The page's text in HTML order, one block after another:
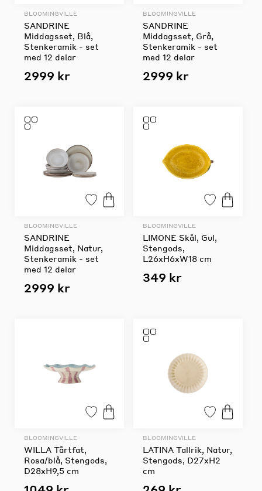
BLOOMINGVILLE
SANDRINE
Middagsset, Blå,
Stenkeramik - set
med 12 delar
2999 kr
BLOOMINGVILLE
SANDRINE
Middagsset, Grå,
Stenkeramik - set
med 12 delar
2999 kr
BLOOMINGVILLE
SANDRINE
Middagsset, Natur,
Stenkeramik - set
med 12 delar
2999 kr
BLOOMINGVILLE
LIMONE Skål, Gul,
Stengods,
L26xH6xW18 cm
349 kr
BLOOMINGVILLE
WILLA Tårtfat,
Rosa/blå, Stengods,
D28xH9,5 cm
BLOOMINGVILLE
LATINA Tallrik, Natur,
Stengods, D27xH2
cm